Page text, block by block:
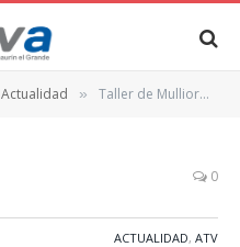
Actualidad » Taller de Mulliores
0
ACTUALIDAD, ATV